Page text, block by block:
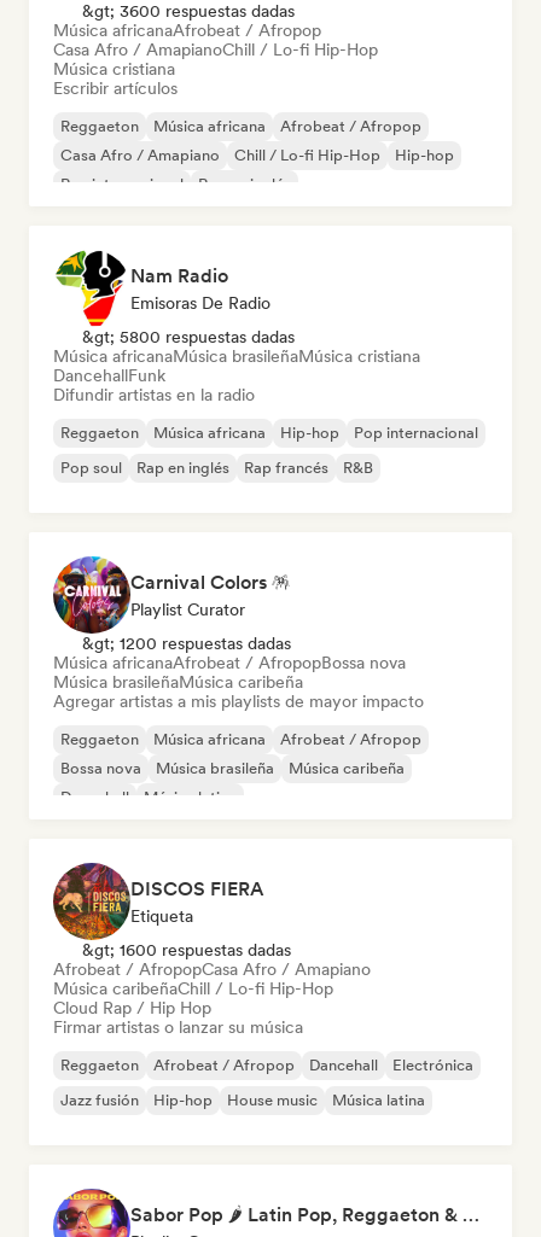
&gt; 3600 respuestas dadas
Música africanaAfrobeat / Afropop
Casa Afro / AmapianoChill / Lo-fi Hip-Hop
Música cristiana
Escribir artículos
Reggaeton Música africana
Afrobeat / Afropop
Casa Afro / Amapiano
Chill / Lo-fi Hip-Hop
Hip-hop
Rap internacional
Rap en inglés
Nam Radio
Emisoras De Radio
&gt; 5800 respuestas dadas
Música africanaMúsica brasileñaMúsica cristiana
DancehallFunk
Difundir artistas en la radio
Reggaeton Música africana Hip-hop
Pop internacional
Pop soul
Rap en inglés Rap francés R&B
Carnival Colors 🪅
Playlist Curator
&gt; 1200 respuestas dadas
Música africanaAfrobeat / AfropopBossa nova
Música brasileñaMúsica caribeña
Agregar artistas a mis playlists de mayor impacto
Reggaeton Música africana
Afrobeat / Afropop
Bossa nova
Música brasileña
Música caribeña
Dancehall
Música latina
DISCOS FIERA
Etiqueta
&gt; 1600 respuestas dadas
Afrobeat / AfropopCasa Afro / Amapiano
Música caribeñaChill / Lo-fi Hip-Hop
Cloud Rap / Hip Hop
Firmar artistas o lanzar su música
Reggaeton Afrobeat / Afropop Dancehall
Electrónica
Jazz fusión
Hip-hop House music Música latina
Sabor Pop 🌶️ Latin Pop, Reggaeton & Latin Club Hits